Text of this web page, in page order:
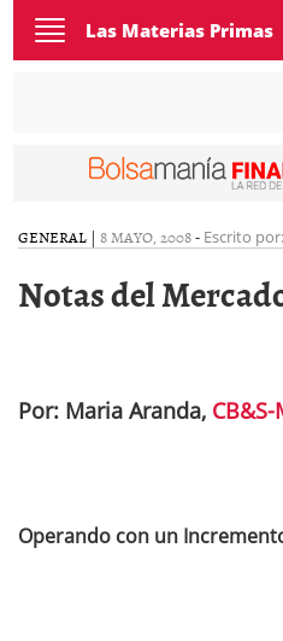
Toggle
navigation
Las Materias Primas
GENERAL | 8 MAYO, 2008- Escrito por:
Notas del
Por: Maria Aranda,
Operando con un